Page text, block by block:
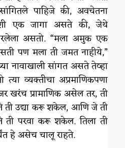
पाहिजे की, अवचेतना
एक जागा असते की, जेथे
असतो. “मला अमुक एक
पण मला ती जमत नाहीये,”
नावाखाली सांगत असते तेव्हा
व्यक्तीचा अप्रमाणिकपणा
खरंच प्रामाणिक असेल तर, ती
उद्या करू शकेल, आणि जे ती
ती परवा करू शकेल. तिला ती
हे असेच चालू राहते.